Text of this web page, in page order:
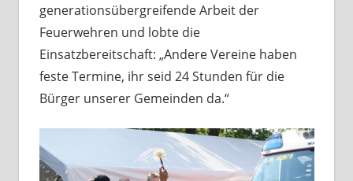
generationsübergreifende Arbeit der
Feuerwehren und lobte die
Einsatzbereitschaft: „Andere Vereine haben
feste Termine, ihr seid 24 Stunden für die
Bürger unserer Gemeinden da.“